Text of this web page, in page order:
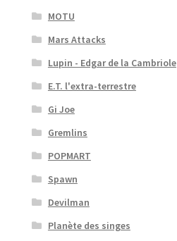
MOTU
Mars Attacks
Lupin - Edgar de la Cambriole
E.T. l'extra-terrestre
Gi Joe
Gremlins
POPMART
Spawn
Devilman
Planète des singes